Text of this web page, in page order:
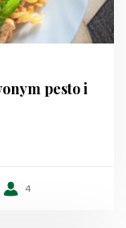
pesto i
4